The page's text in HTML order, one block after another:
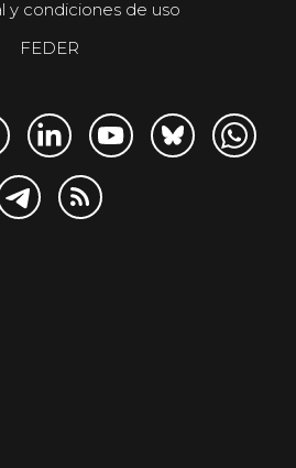
y condiciones de uso
FEDER